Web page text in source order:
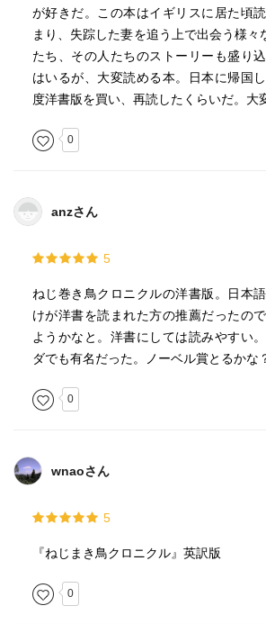
が好きだ。この本はイギリスに居た頃
まり、失踪した妻を追う上で出会う様々
たち、その人たちのストーリーも盛り
はいるが、大変読める本。日本に帰国
度洋書版を買い、再読したくらいだ。大
0
anzさん
5
ねじ巻き鳥クロニクルの洋書版。日本
けが洋書を読まれた方の推薦だったの
ようかなと。洋書にしては読みやすい
ダでも有名だった。ノーベル賞とるかな
0
wnaoさん
5
『ねじまき鳥クロニクル』英訳版
0